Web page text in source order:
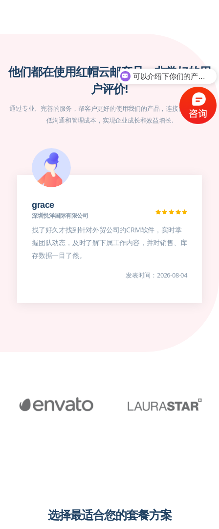
他们都在使用红帽云邮产品，非常好的用
户评价!
通过专业、完善的服务，帮客户更好的使用我们的产品，连接内与外，降
低沟通和管理成本，实现企业成长和效益增长.
grace
深圳悦洋国际有限公司
找了好久才找到针对外贸公司的CRM软件，实时掌
握团队动态，及时了解下属工作内容，并对销售、库
存数据一目了然。
发表时间：2026-08-04
选择最适合您的套餐方案
你们是怎么收费的呢